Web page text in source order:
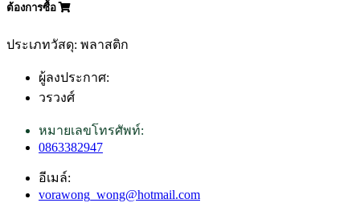
ต้องการซื้อ
ประเภทวัสดุ: พลาสติก
ผู้ลงประกาศ:
วรวงศ์
หมายเลขโทรศัพท์:
0863382947
อีเมล์:
vorawong_wong@hotmail.com